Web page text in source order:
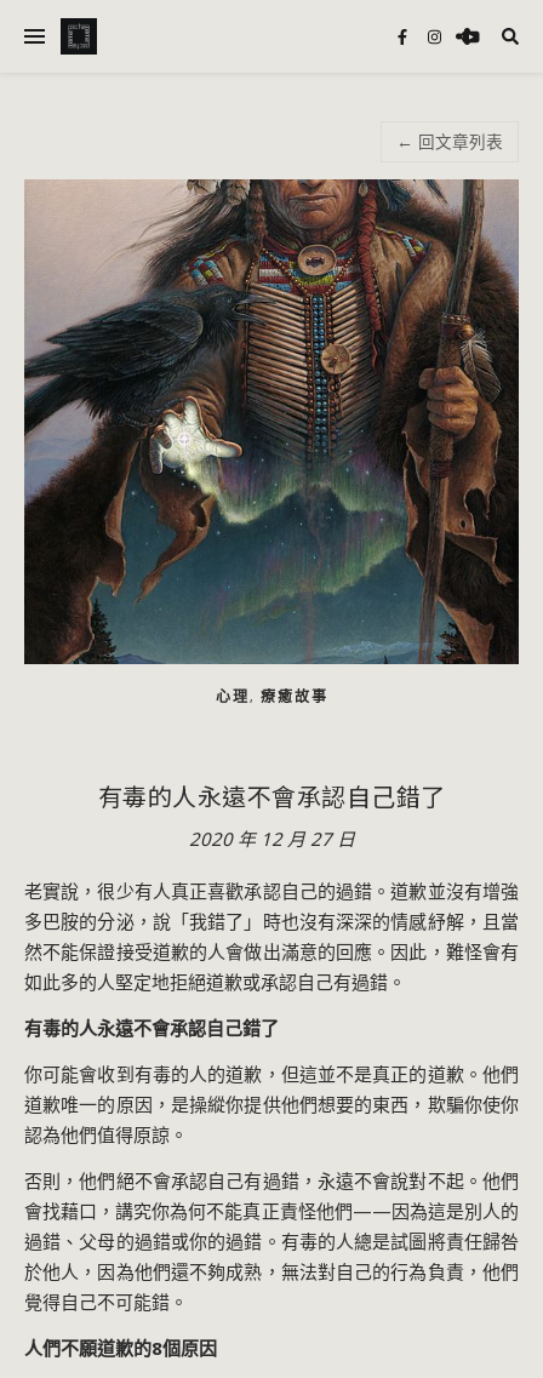
← 回文章列表
心理, 療癒故事
有毒的人永遠不會承認自己錯了
2020 年 12 月 27 日
老實說，很少有人真正喜歡承認自己的過錯。道歉並沒有增強
多巴胺的分泌，說「我錯了」時也沒有深深的情感紓解，且當
然不能保證接受道歉的人會做出滿意的回應。因此，難怪會有
如此多的人堅定地拒絕道歉或承認自己有過錯。
有毒的人永遠不會承認自己錯了
你可能會收到有毒的人的道歉，但這並不是真正的道歉。他們
道歉唯一的原因，是操縱你提供他們想要的東西，欺騙你使你
認為他們值得原諒。
否則，他們絕不會承認自己有過錯，永遠不會說對不起。他們
會找藉口，講究你為何不能真正責怪他們——因為這是別人的
過錯、父母的過錯或你的過錯。有毒的人總是試圖將責任歸咎
於他人，因為他們還不夠成熟，無法對自己的行為負責，他們
覺得自己不可能錯。
人們不願道歉的8個原因